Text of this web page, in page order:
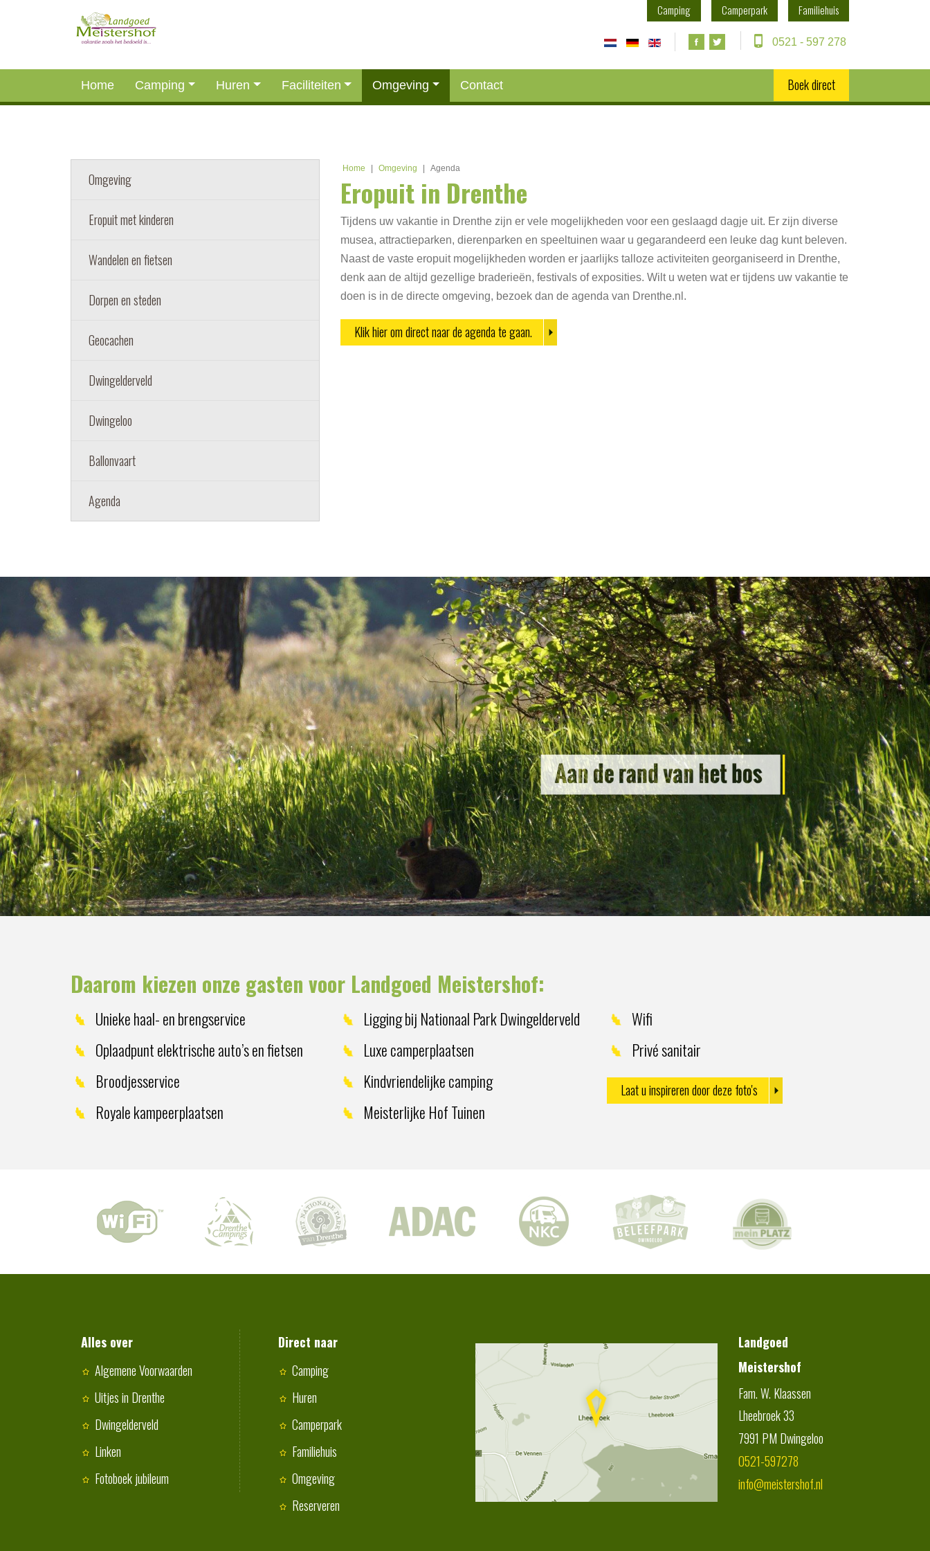
Camping Camperpark Familiehuis
0521 - 597 278
Home Camping Huren Faciliteiten Omgeving Contact Boek direct
Home Omgeving Agenda
Eropuit in Drenthe
Tijdens uw vakantie in Drenthe zijn er vele mogelijkheden voor een geslaagd dagje uit. Er zijn diverse
musea, attractieparken, dierenparken en speeltuinen waar u gegarandeerd een leuke dag kunt beleven.
Naast de vaste eropuit mogelijkheden worden er jaarlijks talloze activiteiten georganiseerd in Drenthe,
denk aan de altijd gezellige braderieën, festivals of exposities. Wilt u weten wat er tijdens uw vakantie te
doen is in de directe omgeving, bezoek dan de agenda van Drenthe.nl.
Klik hier om direct naar de agenda te gaan.
Omgeving
Eropuit met kinderen
Wandelen en fietsen
Dorpen en steden
Geocachen
Dwingelderveld
Dwingeloo
Ballonvaart
Agenda
Daarom kiezen onze gasten voor Landgoed Meistershof:
Unieke haal- en brengservice
Oplaadpunt elektrische auto’s en fietsen
Broodjesservice
Royale kampeerplaatsen
Ligging bij Nationaal Park Dwingelderveld
Luxe camperplaatsen
Kindvriendelijke camping
Meisterlijke Hof Tuinen
Wifi
Privé sanitair
Laat u inspireren door deze foto's
Alles over
Algemene Voorwaarden
Uitjes in Drenthe
Dwingelderveld
Linken
Fotoboek jubileum
Direct naar
Camping
Huren
Camperpark
Familiehuis
Omgeving
Reserveren
Landgoed
Meistershof
Fam. W. Klaassen
Lheebroek 33
7991 PM Dwingeloo
0521-597278
info@meistershof.nl